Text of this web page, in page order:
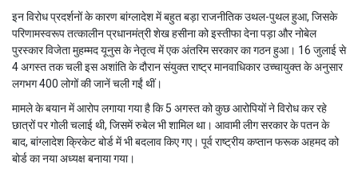
इन विरोध प्रदर्शनों के कारण बांग्लादेश में बहुत बड़ा राजनीतिक उथल-पुथल हुआ, जिसके
परिणामस्वरूप तत्कालीन प्रधानमंत्री शेख हसीना को इस्तीफा देना पड़ा और नोबेल
पुरस्कार विजेता मुहम्मद यूनुस के नेतृत्व में एक अंतरिम सरकार का गठन हुआ। 16 जुलाई से
4 अगस्त तक चली इस अशांति के दौरान संयुक्त राष्ट्र मानवाधिकार उच्चायुक्त के अनुसार
लगभग 400 लोगों की जानें चली गईं थीं।
मामले के बयान में आरोप लगाया गया है कि 5 अगस्त को कुछ आरोपियों ने विरोध कर रहे
छात्रों पर गोली चलाई थी, जिसमें रुबेल भी शामिल था। आवामी लीग सरकार के पतन के
बाद, बांग्लादेश क्रिकेट बोर्ड में भी बदलाव किए गए। पूर्व राष्ट्रीय कप्तान फरूक अहमद को
बोर्ड का नया अध्यक्ष बनाया गया।